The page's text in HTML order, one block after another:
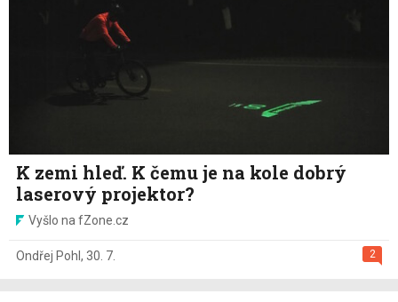
K zemi hleď. K čemu je na kole dobrý
laserový projektor?
Vyšlo na fZone.cz
2
Ondřej Pohl , 30. 7.